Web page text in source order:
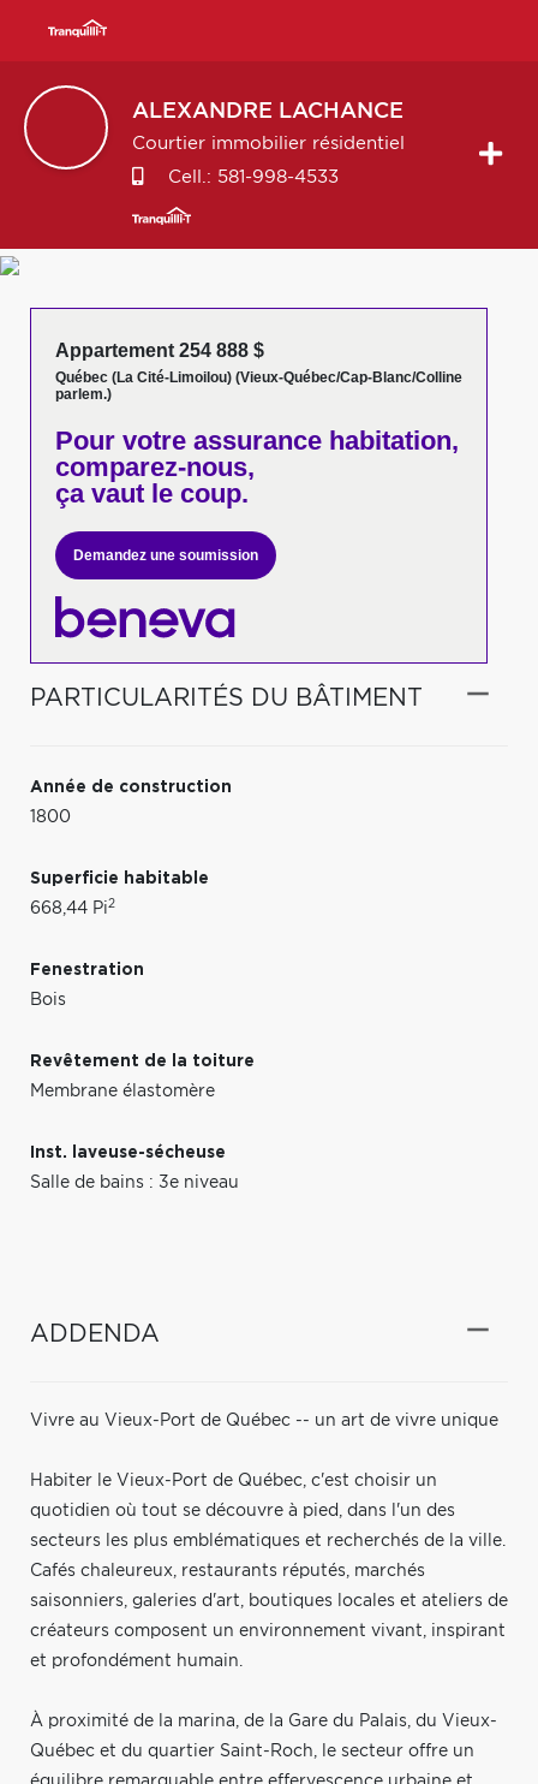
ALEXANDRE LACHANCE
Courtier immobilier résidentiel
Cell.: 581-998-4533
Appartement 254 888 $
Québec (La Cité-Limoilou) (Vieux-Québec/Cap-Blanc/Colline
parlem.)
Pour votre assurance habitation,
comparez-nous,
ça vaut le coup.
Demandez une soumission
PARTICULARITÉS DU BÂTIMENT
Année de construction
1800
Superficie habitable
668,44 Pi2
Fenestration
Bois
Revêtement de la toiture
Membrane élastomère
Inst. laveuse-sécheuse
Salle de bains : 3e niveau
ADDENDA
Vivre au Vieux-Port de Québec -- un art de vivre unique
Habiter le Vieux-Port de Québec, c'est choisir un
quotidien où tout se découvre à pied, dans l'un des
secteurs les plus emblématiques et recherchés de la ville.
Cafés chaleureux, restaurants réputés, marchés
saisonniers, galeries d'art, boutiques locales et ateliers de
créateurs composent un environnement vivant, inspirant
et profondément humain.
À proximité de la marina, de la Gare du Palais, du Vieux-
Québec et du quartier Saint-Roch, le secteur offre un